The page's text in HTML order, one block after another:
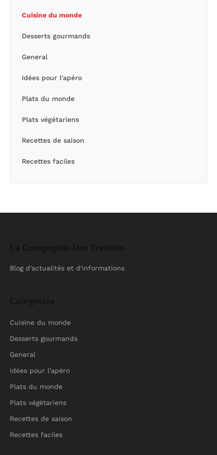
Cuisine du monde
Desserts gourmands
General
Idées pour l'apéro
Plats du monde
Plats végétariens
Recettes de saison
Recettes faciles
Blog d'actualités et d'informations
Cuisine du monde
Desserts gourmands
General
Idées pour l'apéro
Plats du monde
Plats végétariens
Recettes de saison
Recettes faciles